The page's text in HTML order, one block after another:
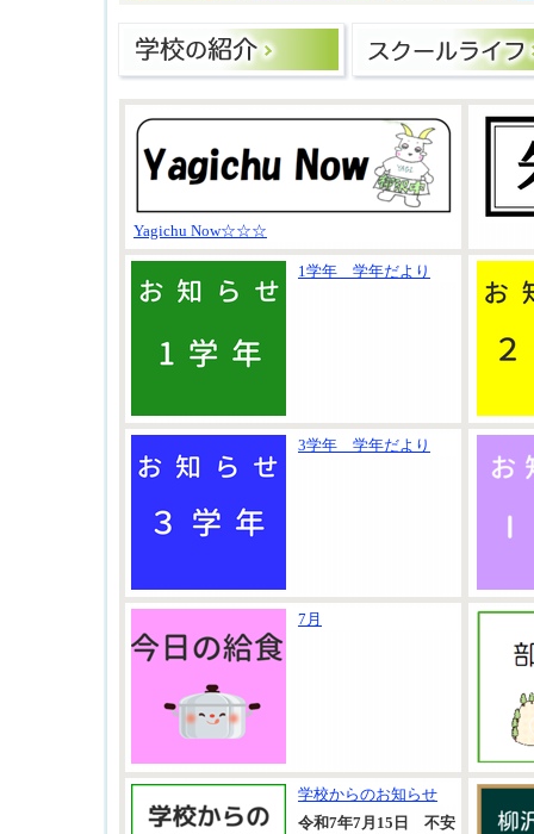
Yagichu Now☆☆☆
1学年 学年だより
3学年 学年だより
7月
学校からのお知らせ
令和7年7月15日 不安